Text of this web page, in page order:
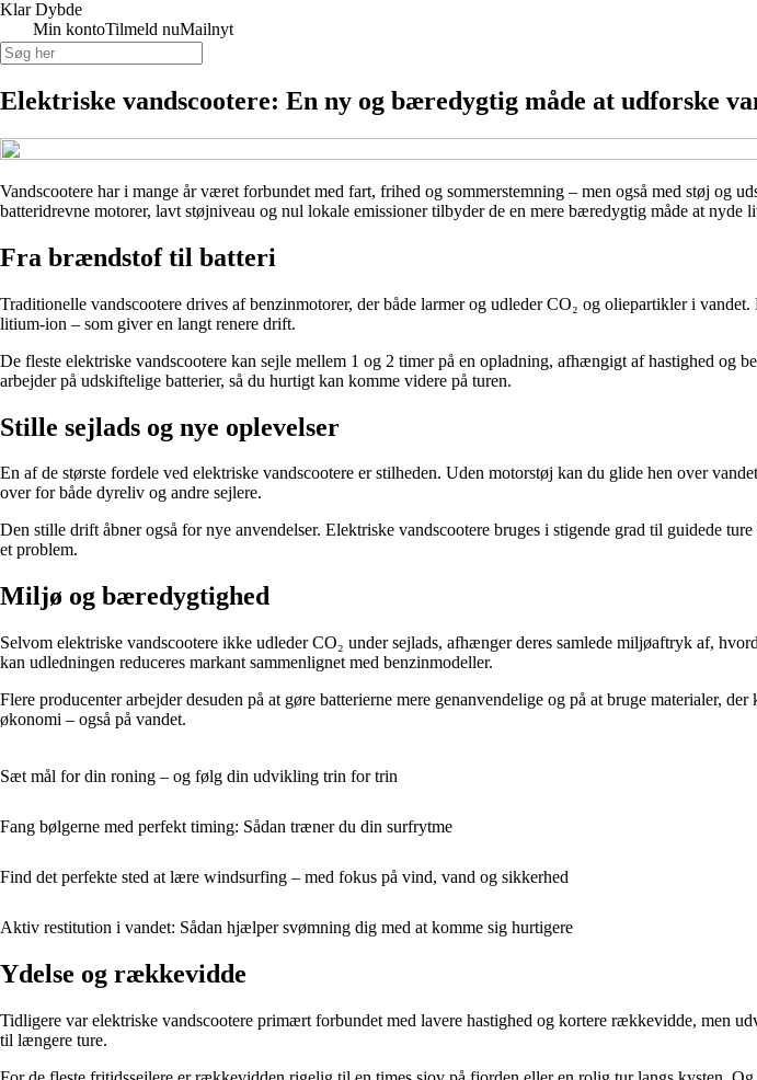
Klar Dybde
Min kontoTilmeld nuMailnyt
Elektriske vandscootere: En ny og bæredygtig måde at udforske
Vandscootere har i mange år været forbundet med fart, frihed og sommerstemning – men også med støj og
batteridrevne motorer, lavt støjniveau og nul lokale emissioner tilbyder de en mere bæredygtig måde at
Fra brændstof til batteri
Traditionelle vandscootere drives af benzinmotorer, der både larmer og udleder CO₂ og oliepartikler i
litium-ion – som giver en langt renere drift.
De fleste elektriske vandscootere kan sejle mellem 1 og 2 timer på en opladning, afhængigt af hastighed
arbejder på udskiftelige batterier, så du hurtigt kan komme videre på turen.
Stille sejlads og nye oplevelser
En af de største fordele ved elektriske vandscootere er stilheden. Uden motorstøj kan du glide hen over
over for både dyreliv og andre sejlere.
Den stille drift åbner også for nye anvendelser. Elektriske vandscootere bruges i stigende grad til guidede
et problem.
Miljø og bæredygtighed
Selvom elektriske vandscootere ikke udleder CO₂ under sejlads, afhænger deres samlede miljøaftryk af,
kan udledningen reduceres markant sammenlignet med benzinmodeller.
Flere producenter arbejder desuden på at gøre batterierne mere genanvendelige og på at bruge materialer,
økonomi – også på vandet.
Sæt mål for din roning – og følg din udvikling trin for trin
Fang bølgerne med perfekt timing: Sådan træner du din surfrytme
Find det perfekte sted at lære windsurfing – med fokus på vind, vand og sikkerhed
Aktiv restitution i vandet: Sådan hjælper svømning dig med at komme sig hurtigere
Ydelse og rækkevidde
Tidligere var elektriske vandscootere primært forbundet med lavere hastighed og kortere rækkevidde, men
til længere ture.